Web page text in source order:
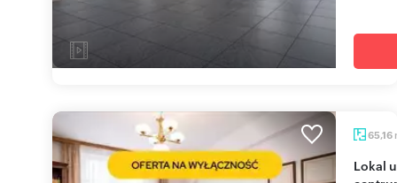
65,16
Lokal użytkowy na parterze z witrynami w